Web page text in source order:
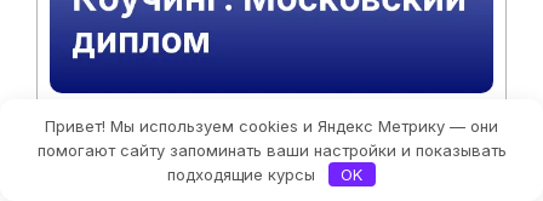
4 месяца НАДПО
Коучинг. Московский диплом
Привет! Мы используем cookies и Яндекс Метрику — они
помогают сайту запоминать ваши настройки и показывать
подходящие курсы
OK
Фильтры